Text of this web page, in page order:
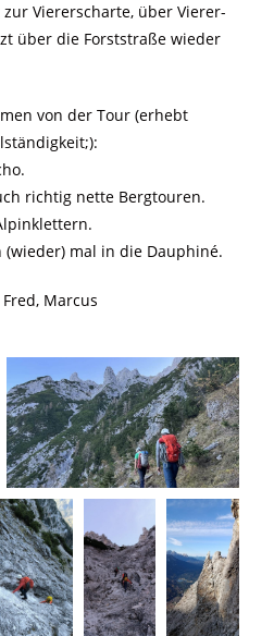
Viererscharte, über Vierer-
über die Forststraße wieder
von der Tour (erhebt
richtig nette Bergtouren.
(wieder) mal in die Dauphiné.
Marcus